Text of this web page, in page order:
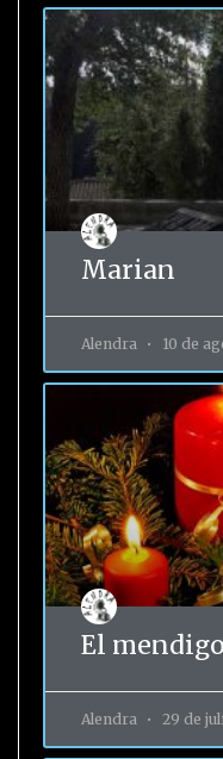
Marian
Alendra 10 de
El
Alendra 29 de